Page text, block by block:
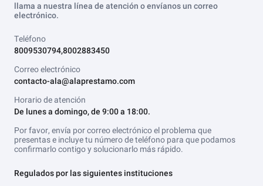
llama a nuestra línea de atención o envíanos un correo
electrónico.
Teléfono
8009530794,8002883450
Correo electrónico
contacto-ala@alaprestamo.com
Horario de atención
De lunes a domingo, de 9:00 a 18:00.
Por favor, envía por correo electrónico el problema que
presentas e incluye tu número de teléfono para que podamos
confirmarlo contigo y solucionarlo más rápido.
Regulados por las siguientes instituciones